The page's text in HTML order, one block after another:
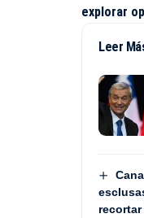
explorar
Leer